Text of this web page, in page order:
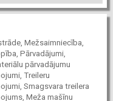
Mežsaimniecība,
Pārvadājumi,
pārvadājumu
Treileru
Smagsvara treilera
Meža mašīnu